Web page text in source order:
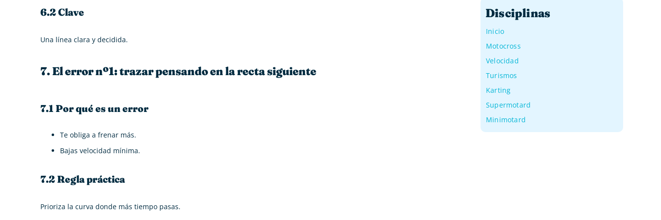
6.2 Clave
Una línea clara y decidida.
7. El error nº1: trazar pensando en la recta siguiente
7.1 Por qué es un error
Te obliga a frenar más.
Bajas velocidad mínima.
7.2 Regla práctica
Prioriza la curva donde más tiempo pasas.
Disciplinas
Inicio
Motocross
Velocidad
Turismos
Karting
Supermotard
Minimotard